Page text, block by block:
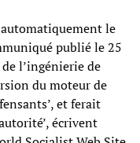
le
publié le 25
l’ingénierie de
du moteur de
et ferait
écrivent